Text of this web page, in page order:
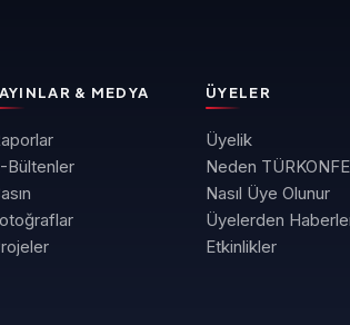
& MEDYA
Bültenler
ÜYELER
Üyelik
Neden
Nasıl Üye Olunur
Üyelerden
Etkinlikler